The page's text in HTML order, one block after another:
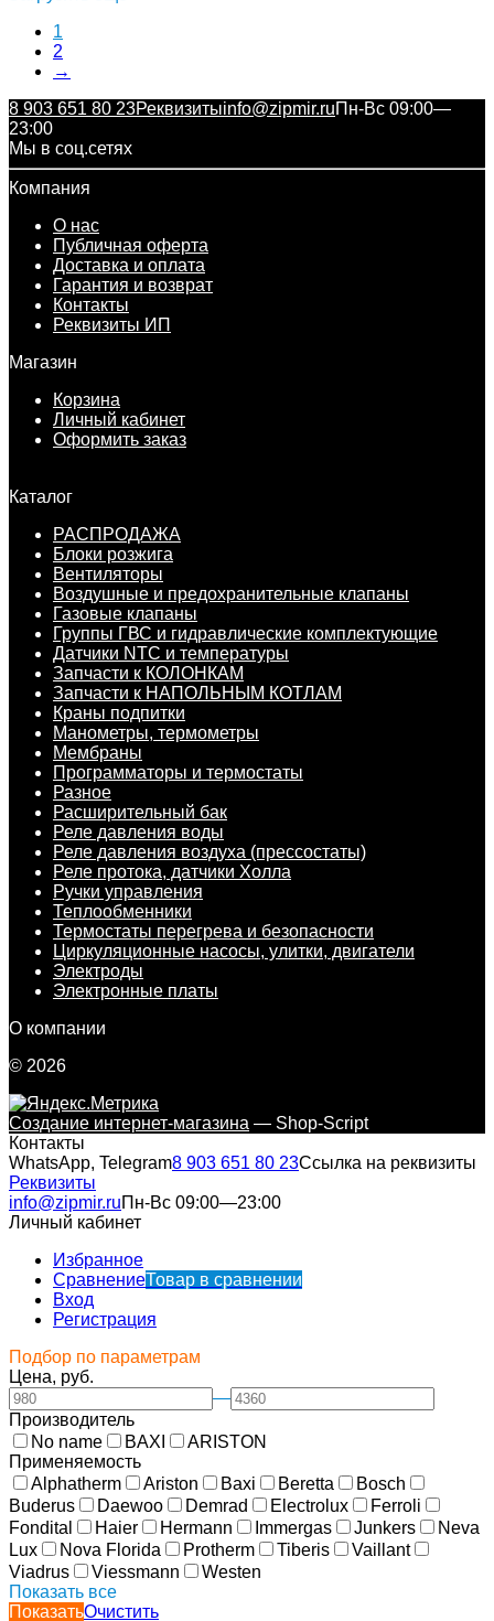
1
2
→
8 903 651 80 23Реквизитыinfo@zipmir.ruПн-Вс 09:00—
23:00
Мы в соц.сетях
Компания
О нас
Публичная оферта
Доставка и оплата
Гарантия и возврат
Контакты
Реквизиты ИП
Магазин
Корзина
Личный кабинет
Оформить заказ
Каталог
РАСПРОДАЖА
Блоки розжига
Вентиляторы
Воздушные и предохранительные клапаны
Газовые клапаны
Группы ГВС и гидравлические комплектующие
Датчики NTC и температуры
Запчасти к КОЛОНКАМ
Запчасти к НАПОЛЬНЫМ КОТЛАМ
Краны подпитки
Манометры, термометры
Мембраны
Программаторы и термостаты
Разное
Расширительный бак
Реле давления воды
Реле давления воздуха (прессостаты)
Реле протока, датчики Холла
Ручки управления
Теплообменники
Термостаты перегрева и безопасности
Циркуляционные насосы, улитки, двигатели
Электроды
Электронные платы
О компании
© 2026
Создание интернет-магазина — Shop-Script
Контакты
WhatsApp, Telegram8 903 651 80 23Ссылка на реквизиты
Реквизиты
info@zipmir.ruПн-Вс 09:00—23:00
Личный кабинет
Избранное
СравнениеТовар в сравнении
Вход
Регистрация
Подбор по параметрам
Цена, руб.
—
Производитель
No name
BAXI
ARISTON
Применяемость
Alphatherm
Ariston Baxi Beretta
Bosch
Buderus
Daewoo Demrad Electrolux
Ferroli
Fondital
Haier Hermann Immergas Junkers
Neva
Lux
Nova Florida Protherm Tiberis
Vaillant
Viadrus
Viessmann
Westen
Показать все
ПоказатьОчистить